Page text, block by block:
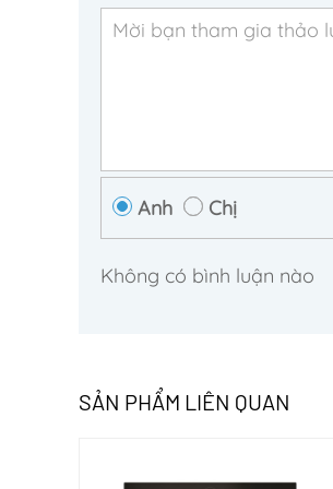
Anh Chị
Không có bình luận nào
SẢN PHẨM LIÊN QUAN